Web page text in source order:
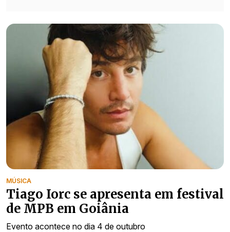
MÚSICA
Tiago Iorc se apresenta em festival
de MPB em Goiânia
Evento acontece no dia 4 de outubro